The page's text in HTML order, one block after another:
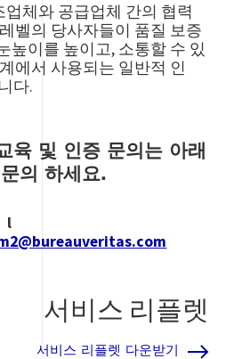
업체와 공급업체 간의 협력
벨의 당사자들이 품질 보증
높이를 높이고, 소통할 수 있
에서 사용되는 일반적 인
다.
육 및 인증 문의는 아래
의 하세요.
l
서비스 리플렛
서비스 리플렛 다운받기